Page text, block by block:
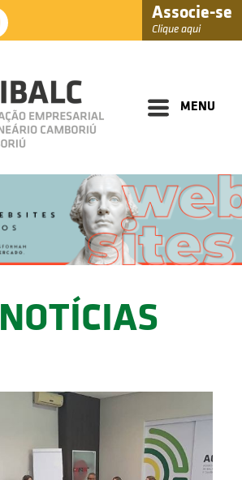
Associe-se
Clique aqui
MENU
NOTÍCIAS